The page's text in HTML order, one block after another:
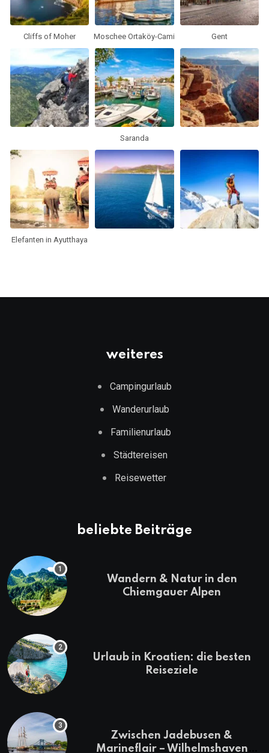
Cliffs of Moher Moschee Ortaköy-Cami Gent
Saranda
Elefanten in Ayutthaya
weiteres
Campingurlaub
Wanderurlaub
Familienurlaub
Städtereisen
Reisewetter
beliebte Beiträge
Wandern & Natur in den
Chiemgauer Alpen
Urlaub in Kroatien: die besten
Reiseziele
Zwischen Jadebusen &
Marineflair – Wilhelmshaven